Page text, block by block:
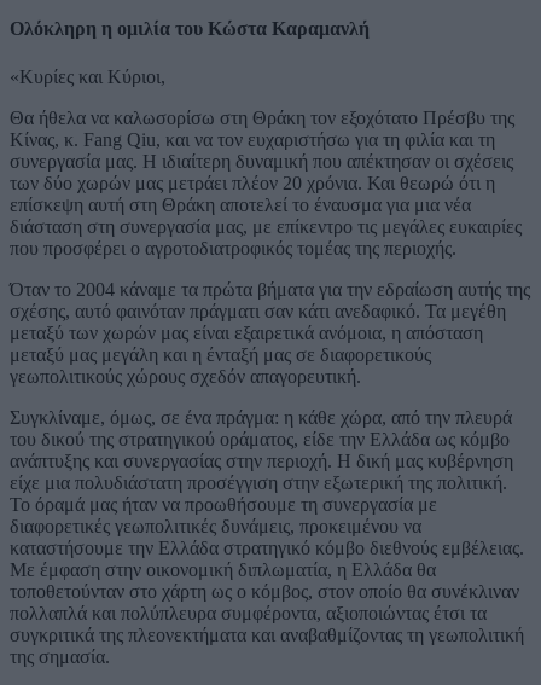
Ολόκληρη η ομιλία του Κώστα Καραμανλή
«Κυρίες και Κύριοι,
Θα ήθελα να καλωσορίσω στη Θράκη τον εξοχότατο Πρέσβυ της
Κίνας, κ. Fang Qiu, και να τον ευχαριστήσω για τη φιλία και τη
συνεργασία μας. Η ιδιαίτερη δυναμική που απέκτησαν οι σχέσεις
των δύο χωρών μας μετράει πλέον 20 χρόνια. Και θεωρώ ότι η
επίσκεψη αυτή στη Θράκη αποτελεί το έναυσμα για μια νέα
διάσταση στη συνεργασία μας, με επίκεντρο τις μεγάλες ευκαιρίες
που προσφέρει ο αγροτοδιατροφικός τομέας της περιοχής.
Όταν το 2004 κάναμε τα πρώτα βήματα για την εδραίωση αυτής της
σχέσης, αυτό φαινόταν πράγματι σαν κάτι ανεδαφικό. Τα μεγέθη
μεταξύ των χωρών μας είναι εξαιρετικά ανόμοια, η απόσταση
μεταξύ μας μεγάλη και η ένταξή μας σε διαφορετικούς
γεωπολιτικούς χώρους σχεδόν απαγορευτική.
Συγκλίναμε, όμως, σε ένα πράγμα: η κάθε χώρα, από την πλευρά
του δικού της στρατηγικού οράματος, είδε την Ελλάδα ως κόμβο
ανάπτυξης και συνεργασίας στην περιοχή. Η δική μας κυβέρνηση
είχε μια πολυδιάστατη προσέγγιση στην εξωτερική της πολιτική.
Το όραμά μας ήταν να προωθήσουμε τη συνεργασία με
διαφορετικές γεωπολιτικές δυνάμεις, προκειμένου να
καταστήσουμε την Ελλάδα στρατηγικό κόμβο διεθνούς εμβέλειας.
Με έμφαση στην οικονομική διπλωματία, η Ελλάδα θα
τοποθετούνταν στο χάρτη ως ο κόμβος, στον οποίο θα συνέκλιναν
πολλαπλά και πολύπλευρα συμφέροντα, αξιοποιώντας έτσι τα
συγκριτικά της πλεονεκτήματα και αναβαθμίζοντας τη γεωπολιτική
της σημασία.